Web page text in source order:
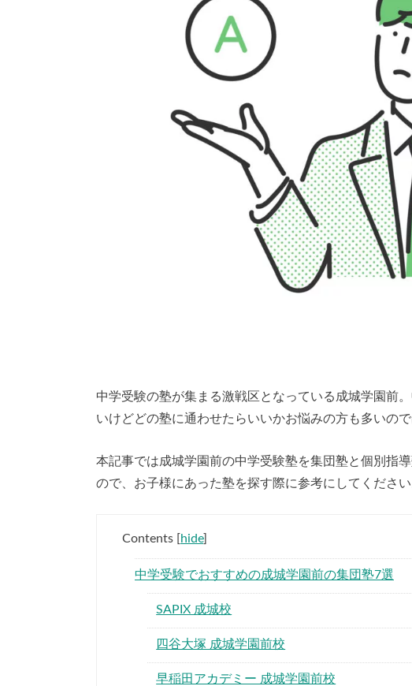
中学受験の塾が集まる激戦区となっている成城学園前
いけどどの塾に通わせたらいいかお悩みの方も多いので
本記事では成城学園前の中学受験塾を集団塾と個別指
ので、お子様にあった塾を探す際に参考にしてください
Contents [hide]
中学受験でおすすめの成城学園前の集団塾7選
SAPIX 成城校
四谷大塚 成城学園前校
早稲田アカデミー 成城学園前校